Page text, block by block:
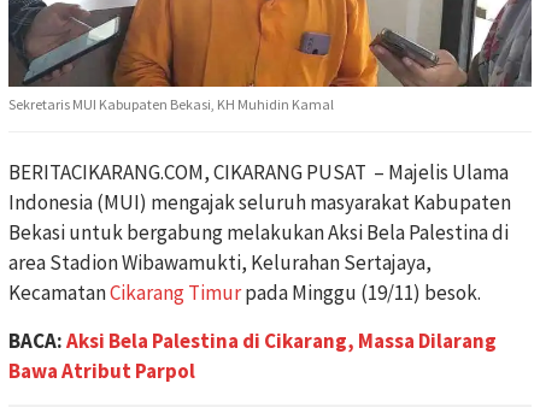
Sekretaris MUI Kabupaten Bekasi, KH Muhidin Kamal
BERITACIKARANG.COM, CIKARANG PUSAT – Majelis Ulama
Indonesia (MUI) mengajak seluruh masyarakat Kabupaten
Bekasi untuk bergabung melakukan Aksi Bela Palestina di
area Stadion Wibawamukti, Kelurahan Sertajaya,
KecamatanCikarang Timurpada Minggu (19/11) besok.
BACA:Aksi Bela Palestina di Cikarang, Massa Dilarang
Bawa Atribut Parpol